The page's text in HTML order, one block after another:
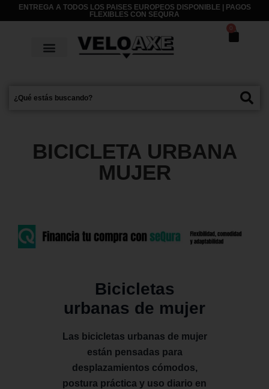
ENTREGA A TODOS LOS PAISES EUROPEOS DISPONIBLE | PAGOS
FLEXIBLES CON SEQURA
0
BICICLETA URBANA
MUJER
Bicicletas
urbanas de mujer
Las bicicletas urbanas de mujer
están pensadas para
desplazamientos cómodos,
postura práctica y uso diario en